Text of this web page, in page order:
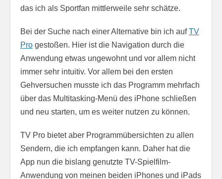
das ich als Sportfan mittlerweile sehr schätze.
Bei der Suche nach einer Alternative bin ich aufTV
Pro gestoßen. Hier ist die Navigation durch die
Anwendung etwas ungewohnt und vor allem nicht
immer sehr intuitiv. Vor allem bei den ersten
Gehversuchen musste ich das Programm mehrfach
über das Multitasking-Menü des iPhone schließen
und neu starten, um es weiter nutzen zu können.
TV Pro bietet aber Programmübersichten zu allen
Sendern, die ich empfangen kann. Daher hat die
App nun die bislang genutzte TV-Spielfilm-
Anwendung von meinen beiden iPhones und iPads